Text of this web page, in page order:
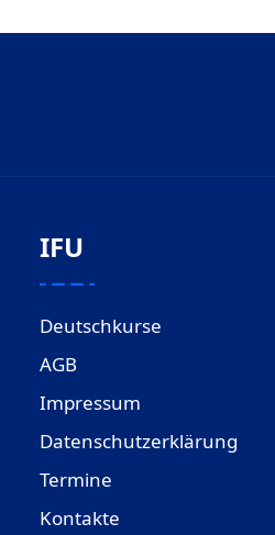
IFU
Deutschkurse
AGB
Impressum
Datenschutzerklärung
Termine
Kontakte